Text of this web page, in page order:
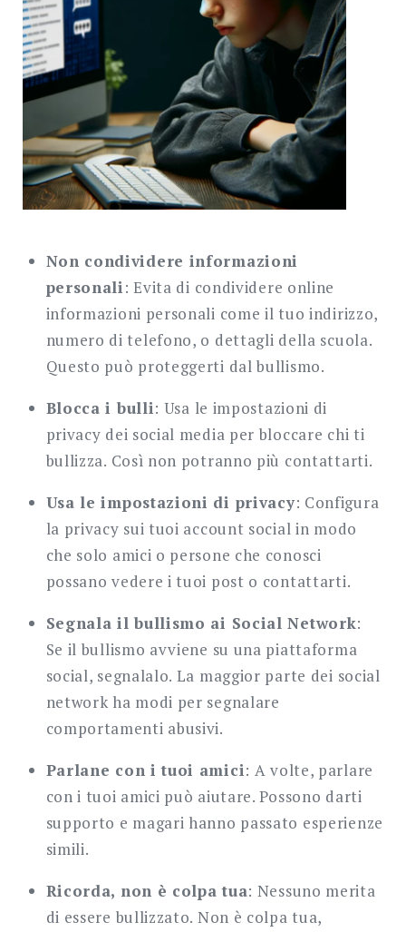
Non condividere informazioni
personali: Evita di condividere online
informazioni personali come il tuo indirizzo,
numero di telefono, o dettagli della scuola.
Questo può proteggerti dal bullismo.
Blocca i bulli: Usa le impostazioni di
privacy dei social media per bloccare chi ti
bullizza. Così non potranno più contattarti.
Usa le impostazioni di privacy: Configura
la privacy sui tuoi account social in modo
che solo amici o persone che conosci
possano vedere i tuoi post o contattarti.
Segnala il bullismo ai Social Network:
Se il bullismo avviene su una piattaforma
social, segnalalo. La maggior parte dei social
network ha modi per segnalare
comportamenti abusivi.
Parlane con i tuoi amici: A volte, parlare
con i tuoi amici può aiutare. Possono darti
supporto e magari hanno passato esperienze
simili.
Ricorda, non è colpa tua: Nessuno merita
di essere bullizzato. Non è colpa tua,